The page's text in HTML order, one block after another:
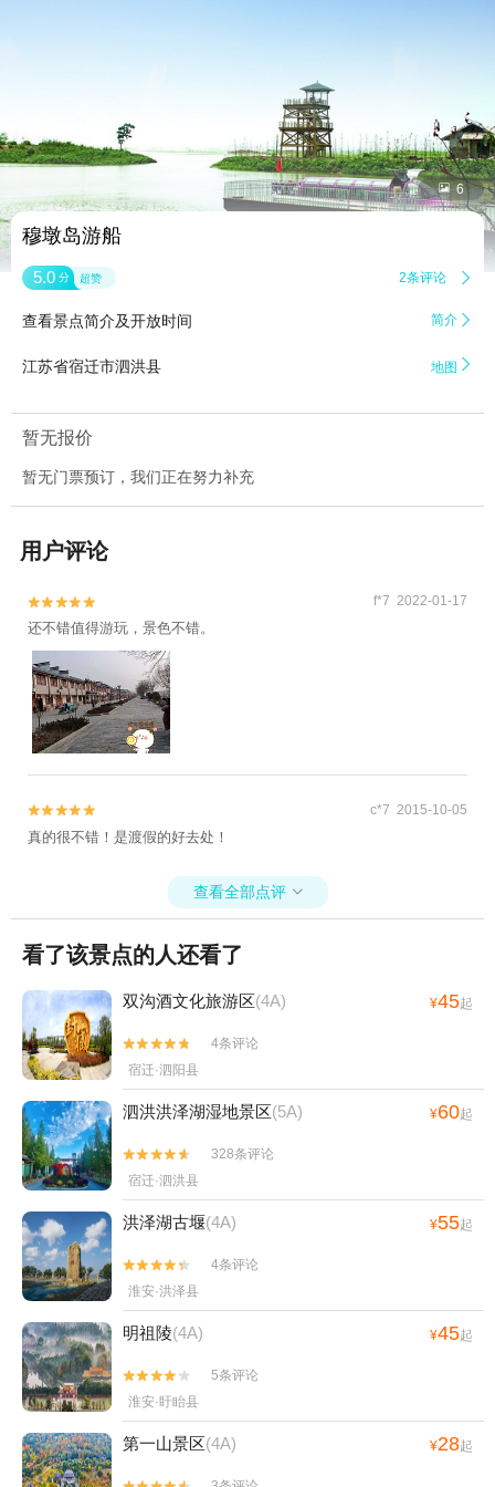
 6
穆墩岛游船
5.0 分 超赞 2条评论 
查看景点简介及开放时间 简介 
江苏省宿迁市泗洪县 地图 
暂无报价
暂无门票预订，我们正在努力补充
用户评论

 f*7 2022-01-17
还不错值得游玩，景色不错。

 c*7 2015-10-05
真的很不错！是渡假的好去处！
查看全部点评 
看了该景点的人还看了
双沟酒文化旅游区(4A) ¥45起


4条评论
宿迁·泗阳县
泗洪洪泽湖湿地景区(5A) ¥60起


328条评论
宿迁·泗洪县
洪泽湖古堰(4A) ¥55起


4条评论
淮安·洪泽县
明祖陵(4A) ¥45起


5条评论
淮安·盱眙县
第一山景区(4A) ¥28起